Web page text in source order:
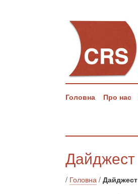
Головна Про нас
Дайджест
/ Головна / Дайджест